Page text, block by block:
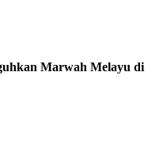
Marwah Melayu di